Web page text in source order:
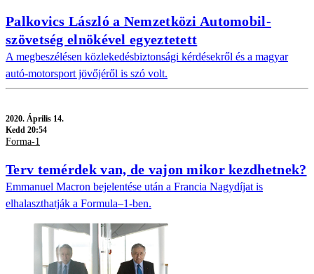
Palkovics László a Nemzetközi Automobil-
szövetség elnökével egyeztetett
A megbeszélésen közlekedésbiztonsági kérdésekről és a magyar
autó-motorsport jövőjéről is szó volt.
2020. Április 14.
Kedd 20:54
Forma-1
Terv temérdek van, de vajon mikor kezdhetnek?
Emmanuel Macron bejelentése után a Francia Nagydíjat is
elhalaszthatják a Formula–1-ben.